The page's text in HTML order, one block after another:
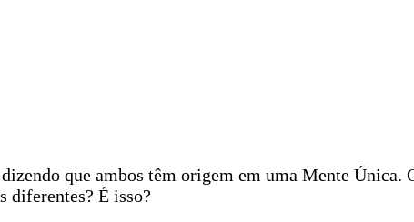
que ambos têm origem em uma Mente Única.
diferentes? É isso?